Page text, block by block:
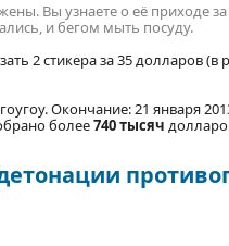
Вы узнаете о её приходе
и бегом мыть посуду.
2 стикера за 35 долларов
Окончание: 21 января
более740 тысяч